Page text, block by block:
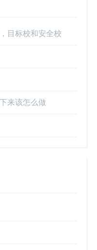
目标校和安全校
来该怎么做